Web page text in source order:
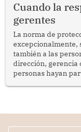
Cuando la
gerentes
La norma de
excepcionalmente,
también a las
dirección, gerencia
personas hayan
por la frustrada